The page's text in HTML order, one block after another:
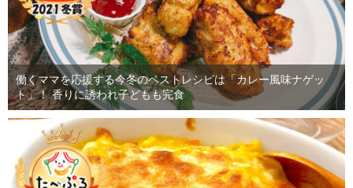
働くママを応援する今冬のベストレシピは「カレー風味ナゲッ
ト」！ 香りに誘われ子どもも完食